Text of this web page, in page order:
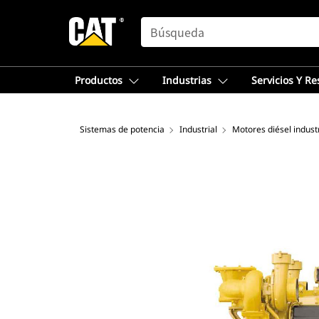
SEARCH
Productos Industrias Servicios Y
Sistemas de potencia Industrial Motores diésel